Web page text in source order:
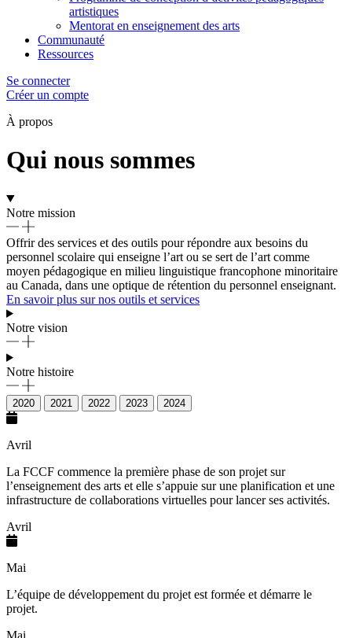
artistiques
Mentorat en enseignement des arts
Communauté
Ressources
Se connecter
Créer un compte
À propos
Qui nous sommes
Notre mission
Offrir des services et des outils pour répondre aux besoins du
personnel scolaire qui enseigne l’art ou se sert de l’art comme
moyen pédagogique en milieu linguistique francophone minoritaire
au Canada, dans une optique de rétention du personnel enseignant.
En savoir plus sur nos outils et services
Notre vision
Notre histoire
2020 2021 2022 2023 2024
Avril
La FCCF commence la première phase de son projet sur
l’enseignement des arts et elle s’appuie sur une planification et une
infrastructure de collaborations virtuelles pour lancer ses activités.
Avril
Mai
L’équipe de développement du projet est formée et démarre le
projet.
Mai